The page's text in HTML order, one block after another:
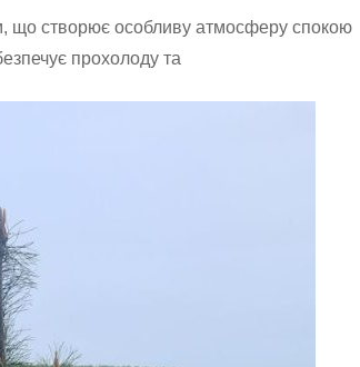
що створює особливу атмосферу спокою
прохолоду та